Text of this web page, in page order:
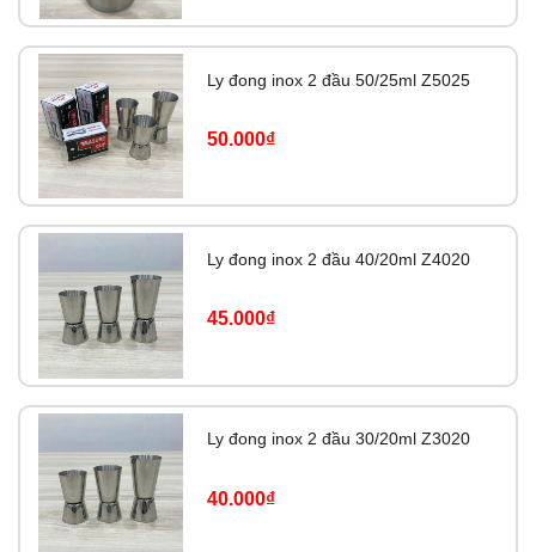
Ly đong inox 2 đầu 50/25ml Z5025
50.000₫
Ly đong inox 2 đầu 40/20ml Z4020
45.000₫
Ly đong inox 2 đầu 30/20ml Z3020
40.000₫